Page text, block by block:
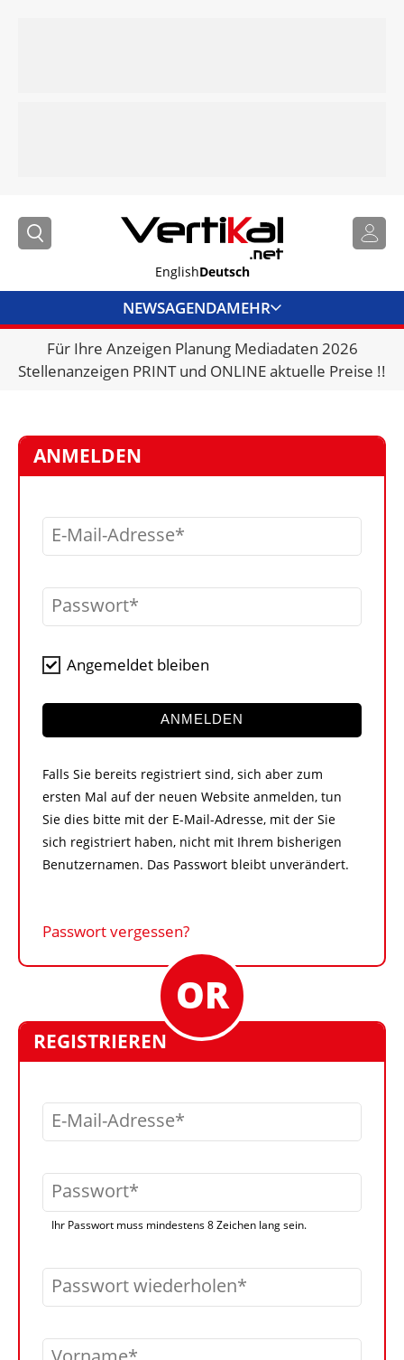
EnglishDeutsch
NEWSAGENDAMEHR
BRANCHENLINKS
VERMIETER
VIDEOS
BIBLIOTHEK
KRAN & BÜHNE
KONTAKT
Für Ihre Anzeigen Planung Mediadaten 2026
Stellenanzeigen PRINT und ONLINE aktuelle Preise !!
ANMELDEN
E-Mail-Adresse
Passwort
Angemeldet bleiben
ANMELDEN
Falls Sie bereits registriert sind, sich aber zum
ersten Mal auf der neuen Website anmelden, tun
Sie dies bitte mit der E-Mail-Adresse, mit der Sie
sich registriert haben, nicht mit Ihrem bisherigen
Benutzernamen. Das Passwort bleibt unverändert.
Passwort vergessen?
REGISTRIEREN
E-Mail-Adresse
Passwort
Ihr Passwort muss mindestens 8 Zeichen lang sein.
Passwort wiederholen